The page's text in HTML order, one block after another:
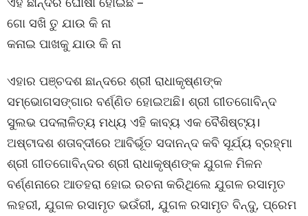
ଗୋ ସଖି ତୁ ଯାଉ କି ନା
କନାଇ ପାଖକୁ ଯାଉ କି ନା
ଏହାର ପଞ୍ଚଦଶ ଛାନ୍ଦରେ ଶ୍ରୀ ରାଧାକୃଷ୍ଣଙ୍କ
ସମ୍ଭୋଗସଙ୍ଗାର ବର୍ଣ୍ଣିତ ହୋଇଅଛି। ଶ୍ରୀ ଗୀତଗୋବିନ୍ଦ
ସୁଲଭ ପଦଲାଳିତ୍ୟ ମଧ୍ୟ ଏହି କାବ୍ୟ ଏକ ବୈଶିଷ୍ଟ୍ୟ।
ଅଷ୍ଟାଦଶ ଶତାବ୍ଦୀରେ ଆବିର୍ଭୂତ ସଦାନନ୍ଦ କବି ସୂର୍ଯ୍ୟ ବ୍ରହ୍ମା
ଶ୍ରୀ ଗୀତଗୋବିନ୍ଦର ଶ୍ରୀ ରାଧାକୃଷ୍ଣଙ୍କ ଯୁଗଳ ମିଳନ
ବର୍ଣ୍ଣନାରେ ଆତହରା ହୋଇ ରଚନା କରିଥିଲେ ଯୁଗଳ ରସାମୃତ
ଲହରୀ, ଯୁଗଳ ରସାମୃତ ଭଉଁରୀ, ଯୁଗଳ ରସାମୃତ ବିନ୍ଦୁ, ପ୍ରେମ